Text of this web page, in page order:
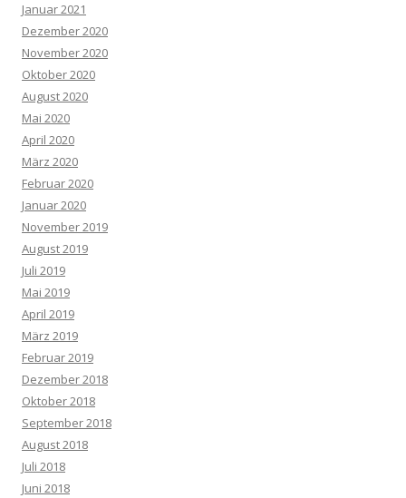
Januar 2021
Dezember 2020
November 2020
Oktober 2020
August 2020
Mai 2020
April 2020
März 2020
Februar 2020
Januar 2020
November 2019
August 2019
Juli 2019
Mai 2019
April 2019
März 2019
Februar 2019
Dezember 2018
Oktober 2018
September 2018
August 2018
Juli 2018
Juni 2018